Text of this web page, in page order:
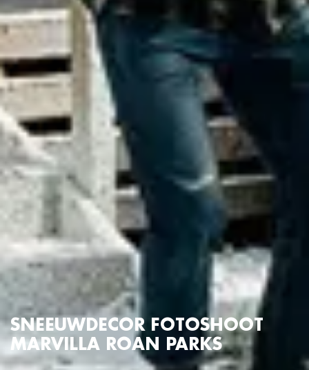
SNEEUWDECOR FOTOSHOOT
MARVILLA ROAN PARKS